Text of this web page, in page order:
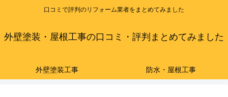
口コミで評判のリフォーム業者をまとめてみました
外壁塗装・屋根工事の口コミ・評判まとめてみました
外壁塗装工事 防水・屋根工事